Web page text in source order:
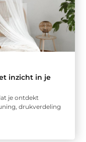
inzicht in je
je ontdekt
drukverdeling